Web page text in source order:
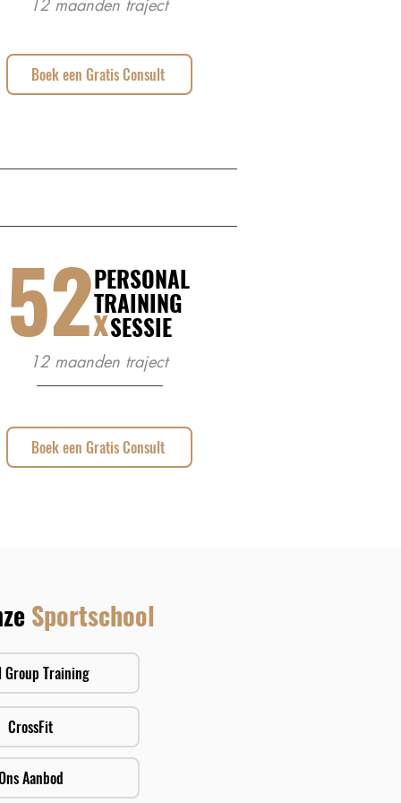
12 maanden traject
Boek een Gratis Consult
PERSONAL
TRAINING
SESSIE
52x
12 maanden traject
Boek een Gratis Consult
Sportschool
Group Training
CrossFit
Aanbod